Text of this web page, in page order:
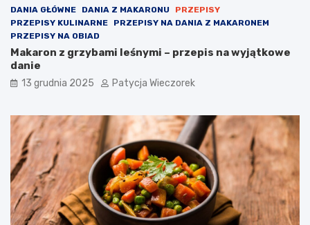
DANIA GŁÓWNE DANIA Z MAKARONU
PRZEPISY
PRZEPISY KULINARNE
PRZEPISY NA DANIA Z MAKARONEM
PRZEPISY NA OBIAD
Makaron z grzybami leśnymi – przepis na wyjątkowe
danie
13 grudnia 2025 Patycja Wieczorek